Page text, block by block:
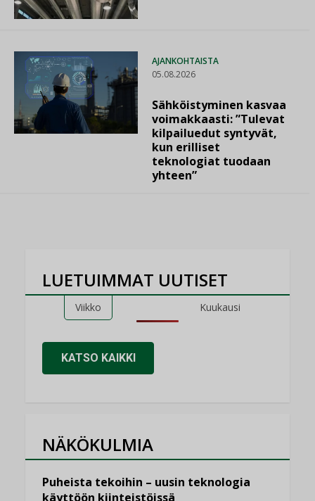
AJANKOHTAISTA
05.08.2026
Sähköistyminen kasvaa
voimakkaasti: ”Tulevat
kilpailuedut syntyvät,
kun erilliset
teknologiat tuodaan
yhteen”
LUETUIMMAT UUTISET
Viikko Kuukausi
KATSO KAIKKI
NÄKÖKULMIA
Puheista tekoihin – uusin teknologia
käyttöön kiinteistöissä